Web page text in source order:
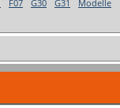
F07 G30 G31
Modelle